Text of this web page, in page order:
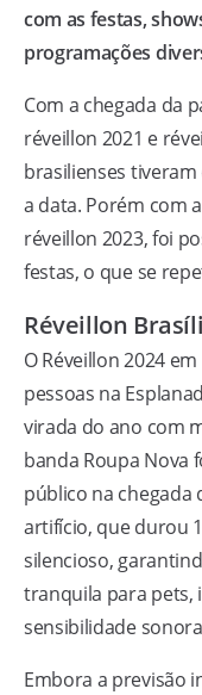
com as festas,
programações
Com a chegada da
réveillon 2021 e
brasilienses
a data. Porém com
réveillon 2023, foi
festas, o que se
Réveillon
O Réveillon 2024
pessoas na
virada do ano com
banda Roupa Nova
público na chegada
artifício, que durou
silencioso,
tranquila para pets,
sensibilidade
Embora a previsão